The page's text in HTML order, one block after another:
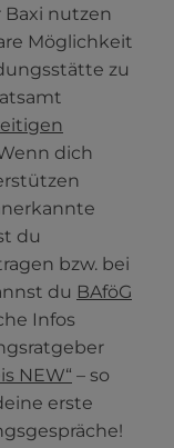
nutzen
Möglichkeit
zu
dich
du
bzw. bei
du BAföG
Infos
NEW“ – so
erste